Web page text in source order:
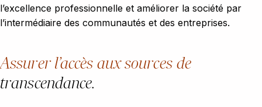
l’excellence professionnelle et améliorer la société par
l’intermédiaire des communautés et des entreprises.
Assurer l’accès aux sources de
transcendance.